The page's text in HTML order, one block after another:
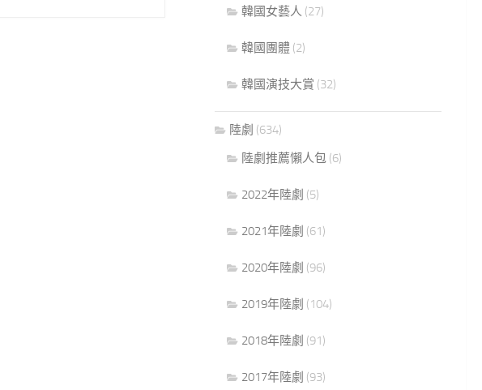
韓國女藝人 (27)
韓國團體 (2)
韓國演技大賞 (32)
陸劇 (634)
陸劇推薦懶人包 (6)
2022年陸劇 (5)
2021年陸劇 (61)
2020年陸劇 (96)
2019年陸劇 (104)
2018年陸劇 (91)
2017年陸劇 (93)